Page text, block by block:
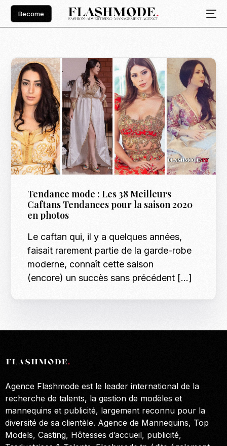
Become
Tendance mode : Les 38 Meilleurs
Caftans Tendances pour la saison 2020
en photos
Le caftan qui, il y a quelques années,
faisait rarement partie de la garde-robe
moderne, connaît cette saison
(encore) un succès sans précédent […]
Agence Flashmode est le leader international de la
recherche de talents, la gestion de modèles et
mannequins et publicité, largement reconnu pour la
diversité de sa clientèle. Agence de Mannequins, Top
Models, Casting, Hôtesses d’accueil, publicité,